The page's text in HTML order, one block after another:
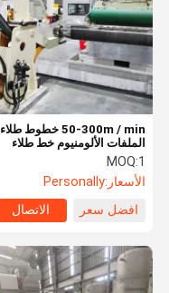
50-300m / min خطوط طلاء
الملفات الألومنيوم خط طلاء
اللون قابلة للتخصيص
MOQ:1
الأسعار:Personally
افضل سعر
الاتصال